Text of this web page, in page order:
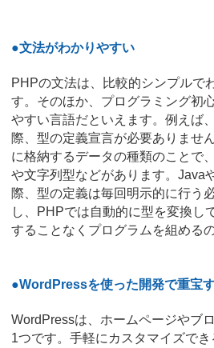
●文法がわかりやすい
PHPの文法は、比較的シンプルで
す。そのほか、プログラミング初
やすい言語だといえます。例えば
際、型の定義宣言が必要ありませ
に格納するデータの種類のことで
や文字列型などがあります。Java
際、型の定義は毎回明示的に行う
し、PHPでは自動的に型を変換し
することなくプログラムを組めるの
●WordPressを使った開発で重宝
WordPressは、ホームページやブ
1つです。手軽にカスタマイズで